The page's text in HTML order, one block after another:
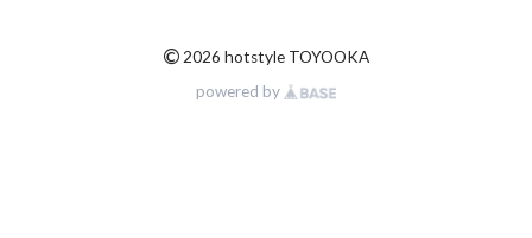
© 2026 hotstyle TOYOOKA
powered by